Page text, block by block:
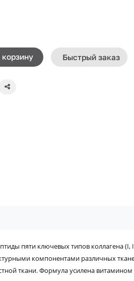
корзину Быстрый заказ
пяти ключевых типов коллагена (I,
компонентами различных
ткани. Формула усилена витамином